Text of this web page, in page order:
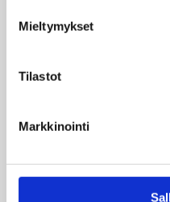
hyväksyt asiakasdatan
mainonnan mittaamista
Mieltymykset
Tilastot
Markkinointi